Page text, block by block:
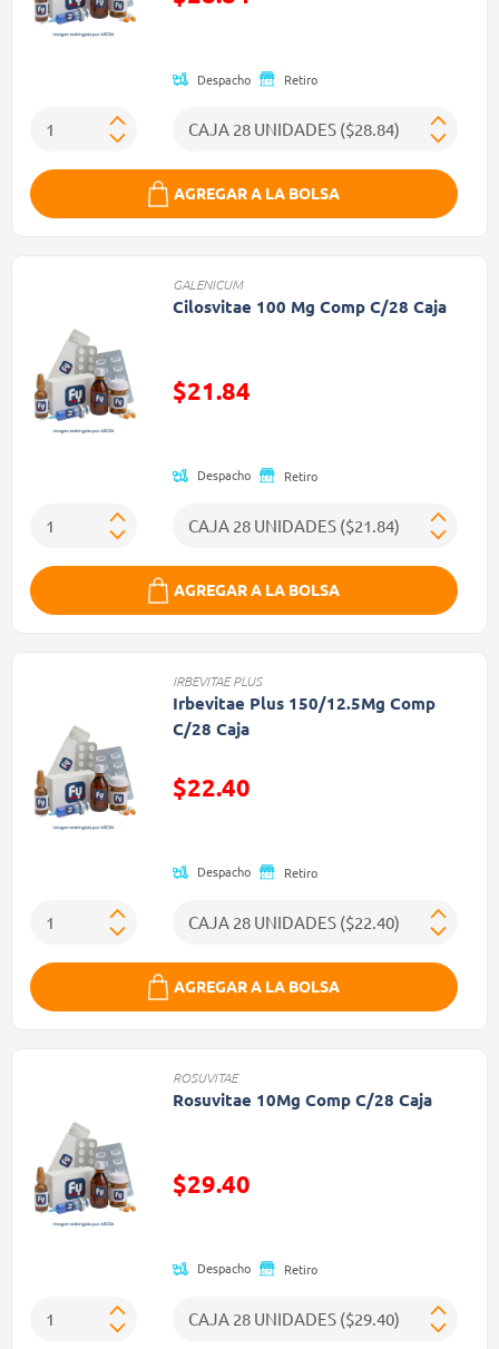
Despacho Retiro
AGREGAR A LA BOLSA
GALENICUM
Cilosvitae 100 Mg Comp C/28 Caja
$21.84
Despacho Retiro
AGREGAR A LA BOLSA
IRBEVITAE PLUS
Irbevitae Plus 150/12.5Mg Comp
C/28 Caja
$22.40
Despacho Retiro
AGREGAR A LA BOLSA
ROSUVITAE
Rosuvitae 10Mg Comp C/28 Caja
$29.40
Despacho Retiro